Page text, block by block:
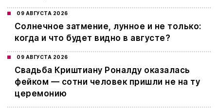
09 АВГУСТА 2026
Cолнечное затмение, лунное и не только:
когда и что будет видно в августе?
09 АВГУСТА 2026
Свадьба Криштиану Роналду оказалась
фейком — сотни человек пришли не на ту
церемонию